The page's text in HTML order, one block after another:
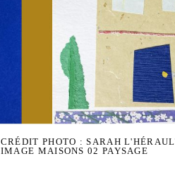
CRÉDIT PHOTO : SARAH
IMAGE MAISONS 02 PAYSAGE